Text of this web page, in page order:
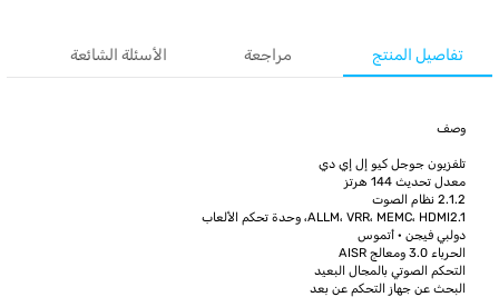
تفاصيل المنتج مراجعة الأسئلة الشائعة
وصف
تلفزيون جوجل كيو إل إي دي
معدل تحديث 144 هرتز
2.1.2 نظام الصوت
ALLM، VRR، MEMC، HDMI2.1، وحدة تحكم الألعاب
دولبي فيجن · أتموس
الحرباء 3.0 ومعالج AISR
التحكم الصوتي بالمجال البعيد
البحث عن جهاز التحكم عن بعد